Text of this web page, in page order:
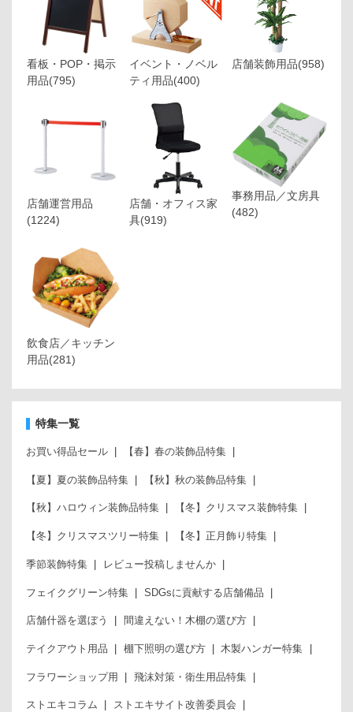
看板・POP・掲示
用品(795)
イベント・ノベル
ティ用品(400)
店舗装飾用品(958)
店舗運営用品
(1224)
店舗・オフィス家
具(919)
事務用品／文房具
(482)
飲食店／キッチン
用品(281)
特集一覧
お買い得品セール 【春】春の装飾品特集
【夏】夏の装飾品特集 【秋】秋の装飾品特集
【秋】ハロウィン装飾品特集 【冬】クリスマス装飾特集
【冬】クリスマスツリー特集 【冬】正月飾り特集
季節装飾特集 レビュー投稿しませんか
フェイクグリーン特集 SDGsに貢献する店舗備品
店舗什器を選ぼう 間違えない！木棚の選び方
テイクアウト用品 棚下照明の選び方 木製ハンガー特集
フラワーショップ用 飛沫対策・衛生用品特集
ストエキコラム ストエキサイト改善委員会